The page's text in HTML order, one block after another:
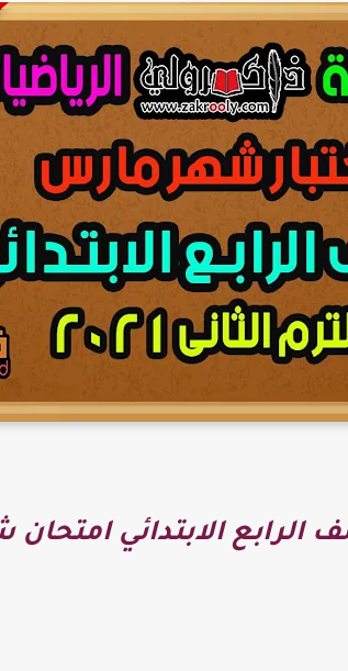
الابتدائي